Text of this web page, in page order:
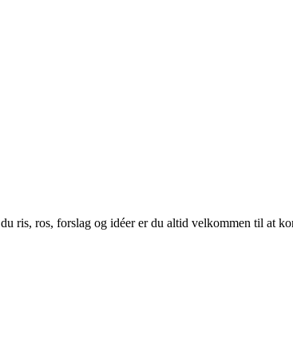
ris, ros, forslag og idéer er du altid velkommen til at